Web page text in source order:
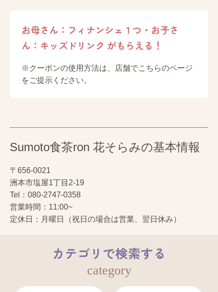
お母さん：フィナンシェ１つ・お子さ
ん：キッズドリンク がもらえる！
※クーポンの使用方法は、店舗でこちらのページ
をご提示ください。
Sumoto食茶ron 花そらみの基本情報
〒656-0021
洲本市塩屋1丁目2-19
Tel：080-2747-0358
営業時間：11:00~
定休日：月曜日（祝日の場合は営業、翌日休み）
カテゴリで検索する
category